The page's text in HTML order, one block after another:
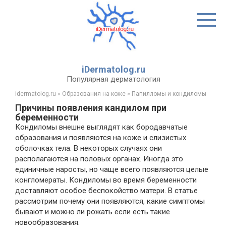
iDermatolog.ru
Популярная дерматология
idermatolog.ru » Образования на коже » Папилломы и кондиломы
Причины появления кандилом при
беременности
Кондиломы внешне выглядят как бородавчатые
образования и появляются на коже и слизистых
оболочках тела. В некоторых случаях они
располагаются на половых органах. Иногда это
единичные наросты, но чаще всего появляются целые
конгломераты. Кондиломы во время беременности
доставляют особое беспокойство матери. В статье
рассмотрим почему они появляются, какие симптомы
бывают и можно ли рожать если есть такие
новообразования.